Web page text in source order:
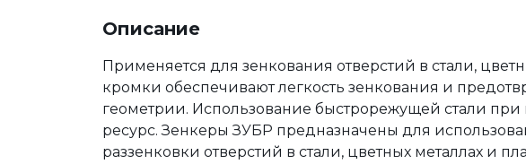
Описание
Применяется для зенкования отверстий в стали,
кромки обеспечивают легкость зенкования и
геометрии. Использование быстрорежущей стали при
ресурс. Зенкеры ЗУБР предназначены для
раззенковки отверстий в стали, цветных металлах и